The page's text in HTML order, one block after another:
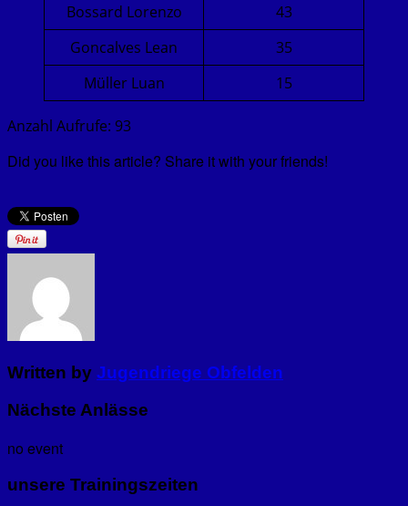
Bossard Lorenzo
43
Goncalves Lean
35
Müller Luan
15
Anzahl Aufrufe: 93
Did you like this article? Share it with your friends!
Written by Jugendriege Obfelden
Nächste Anlässe
no event
unsere Trainingszeiten